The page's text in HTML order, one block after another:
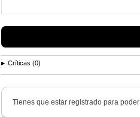
Críticas (0)
Tienes que estar registrado para poder